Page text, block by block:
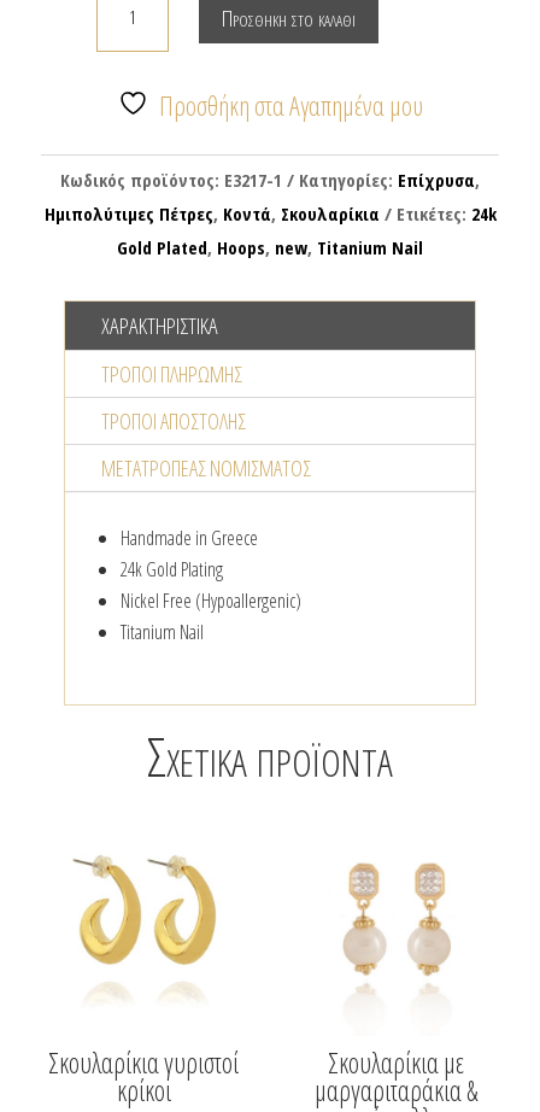
σκουλαρίκια
τυρκουάζ
ποσότητα
Προσθήκη στο καλάθι
Προσθήκη στα Αγαπημένα μου
Κωδικός προϊόντος: E3217-1 Κατηγορίες: Επίχρυσα,
Ημιπολύτιμες Πέτρες, Κοντά, Σκουλαρίκια Ετικέτες: 24k
Gold Plated, Hoops, new, Titanium Nail
ΧΑΡΑΚΤΗΡΙΣΤΙΚΆ
ΤΡΌΠΟΙ ΠΛΗΡΩΜΉΣ
ΤΡΌΠΟΙ ΑΠΟΣΤΟΛΉΣ
ΜΕΤΑΤΡΟΠΈΑΣ NΟΜΊΣΜΑΤΟΣ
Handmade in Greece
24k Gold Plating
Nickel Free (Hypoallergenic)
Titanium Nail
Σχετικά προϊόντα
Σκουλαρίκια γυριστοί
κρίκοι
Σκουλαρίκια με
μαργαριταράκια &